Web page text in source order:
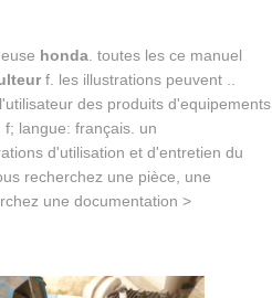
honda. toutes les ce manuel
f. les illustrations peuvent ..
des produits d'equipements
langue: français. un
d'utilisation et d'entretien du
recherchez une pièce, une
une documentation >